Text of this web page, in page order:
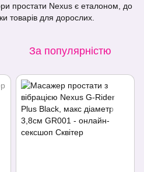
простати Nexus є еталоном, до
товарів для дорослих.
За популярністю